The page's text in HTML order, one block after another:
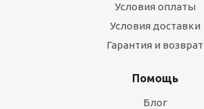
Условия оплаты
Условия доставки
Гарантия и возврат
Помощь
Блог